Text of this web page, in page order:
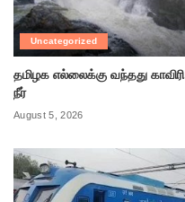
Uncategorized
தமிழக எல்லைக்கு வந்தது காவிரி
நீர்
August 5, 2026